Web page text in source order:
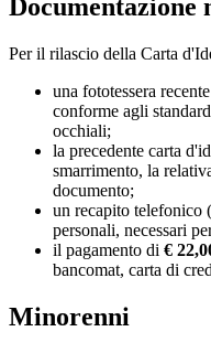
Documentazione
Per il rilascio della Carta
una fototessera
conforme agli
occhiali;
la precedente carta
smarrimento, la
documento;
un recapito telefonico
personali, necessari
il pagamento di €
bancomat, carta di
Minorenni